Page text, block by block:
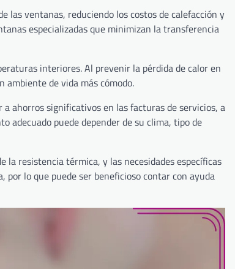
las ventanas, reduciendo los costos de calefacción y
especializadas que minimizan la transferencia
interiores. Al prevenir la pérdida de calor en
de vida más cómodo.
ahorros significativos en las facturas de servicios, a
adecuado puede depender de su clima, tipo de
resistencia térmica, y las necesidades específicas
por lo que puede ser beneficioso contar con ayuda